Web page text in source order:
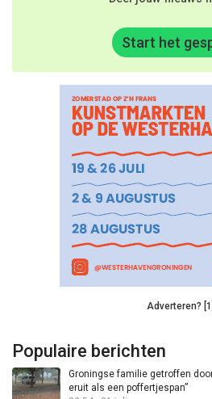
Start het
Adverteren? [1]
Populaire berichten
Groningse familie getroffen
eruit als een poffertjespan”